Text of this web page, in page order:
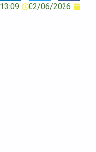
02/06/2026
13:09